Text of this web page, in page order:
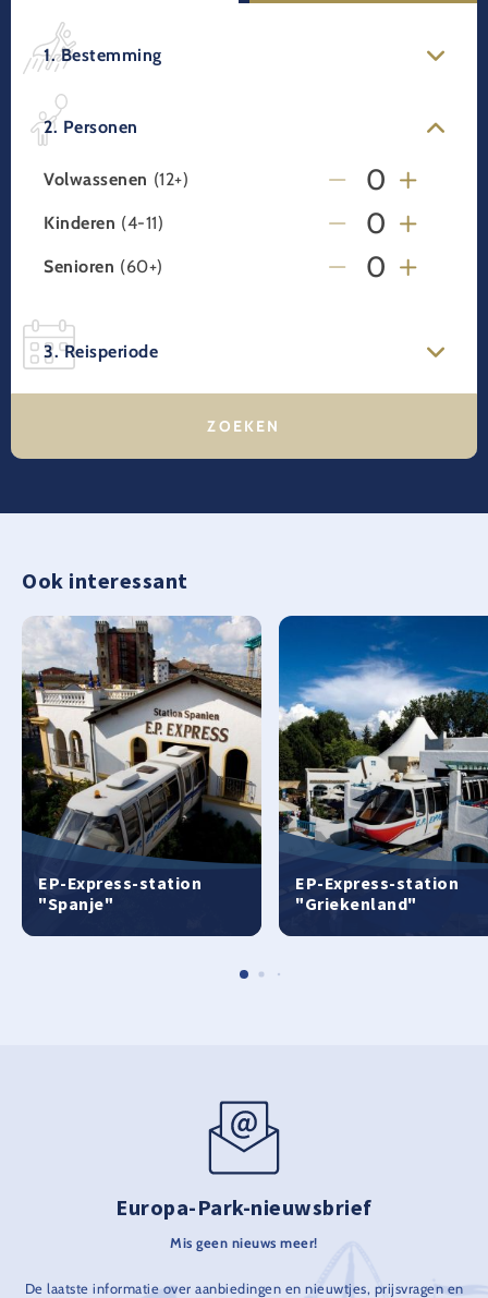
1. Bestemming
2. Personen
Volwassenen (12+)
Kinderen (4-11)
Senioren (60+)
3. Reisperiode
Ook interessant
EP-Express-station
"Spanje"
EP-Express-station
"Griekenland"
Europa-Park-nieuwsbrief
Mis geen nieuws meer!
De laatste informatie over aanbiedingen en nieuwtjes, prijsvragen en